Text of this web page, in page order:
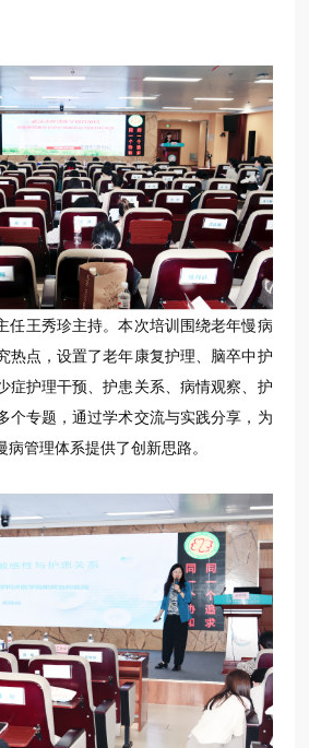
任王秀珍主持。本次培训围绕老年慢病
热点，设置了老年康复护理、脑卒中护
症护理干预、护患关系、病情观察、护
个专题，通过学术交流与实践分享，为
管理体系提供了创新思路。